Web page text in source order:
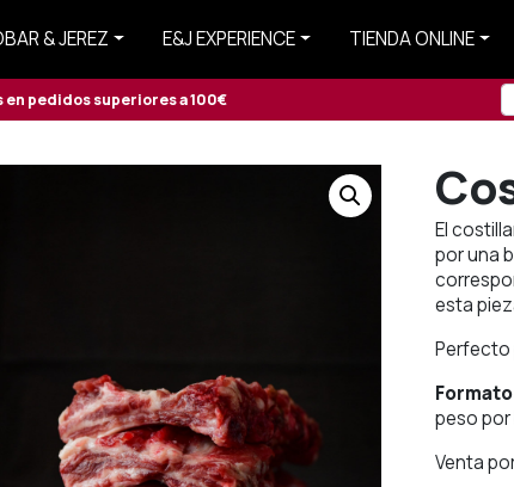
& JEREZ E&J EXPERIENCE TIENDA ONLINE
pedidos superiores a 100€
El
por una
esta
Perfecto
Formato
peso por
Venta